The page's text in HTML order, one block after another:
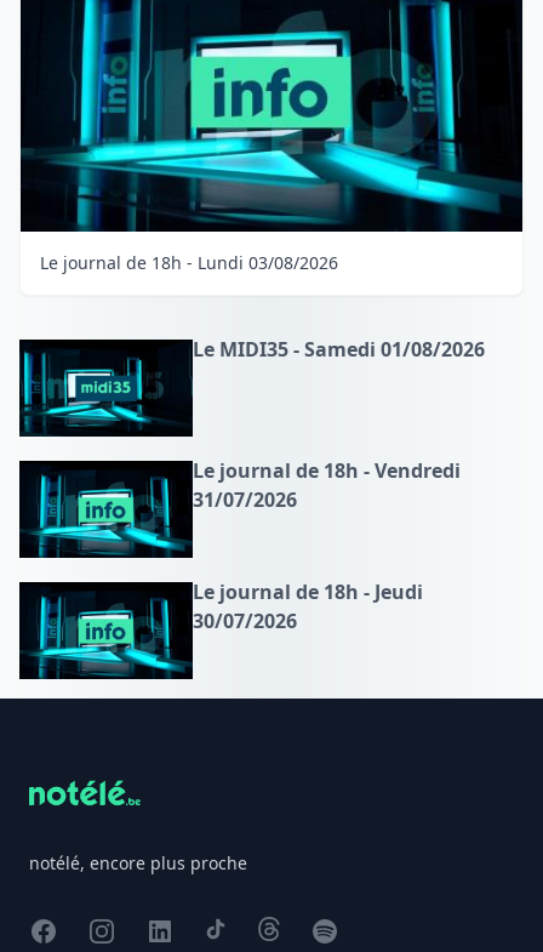
Le journal de 18h - Lundi 03/08/2026
Le MIDI35 - Samedi 01/08/2026
Le journal de 18h - Vendredi
31/07/2026
Le journal de 18h - Jeudi
30/07/2026
notélé, encore plus proche
FacebookInstagram
X TikTokThreadsSpotify